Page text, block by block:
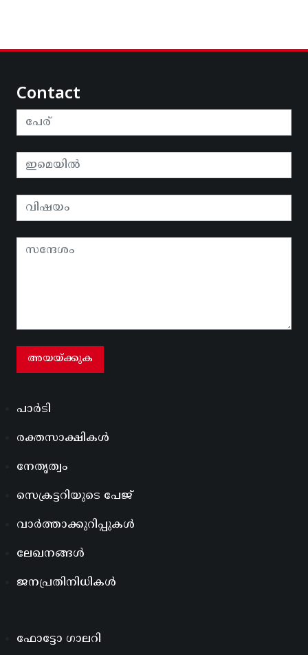
Contact
പാർടി
രക്തസാക്ഷികൾ
നേതൃത്വം
സെക്രട്ടറിയുടെ പേജ്
വാർത്താക്കുറിപ്പുകൾ
ലേഖനങ്ങൾ
ജനപ്രതിനിധികൾ
ഫോട്ടോ ഗാലറി